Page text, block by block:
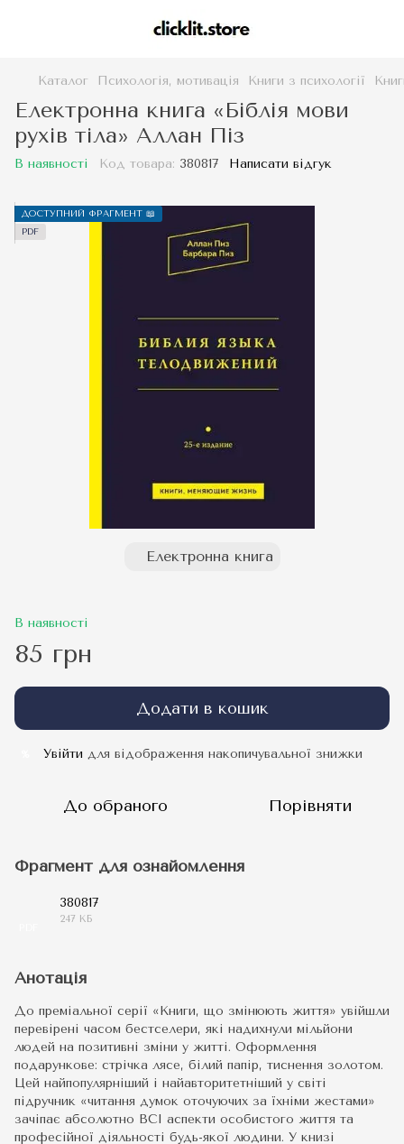
Каталог Психологія, мотивація Книги з психології
Електронна книга «Біблія мови
рухів тіла» Аллан Піз
В наявності Код товара: 380817 Написати відгук
ДОСТУПНИЙ ФРАГМЕНТ 📖
PDF
Електронна книга
В наявності
85 грн
Додати в кошик
Увійти для відображення накопичувальної знижки
До обраного Порівняти
Фрагмент для ознайомлення
380817
247 КБ
Анотація
До преміальної серії «Книги, що змінюють життя» увійшли
перевірені часом бестселери, які надихнули мільйони
людей на позитивні зміни у житті. Оформлення
подарункове: стрічка лясе, білий папір, тиснення золотом.
Цей найпопулярніший і найавторитетніший у світі
підручник «читання думок оточуючих за їхніми жестами»
зачіпає абсолютно ВСІ аспекти особистого життя та
професійної діяльності будь-якої людини. У книзі